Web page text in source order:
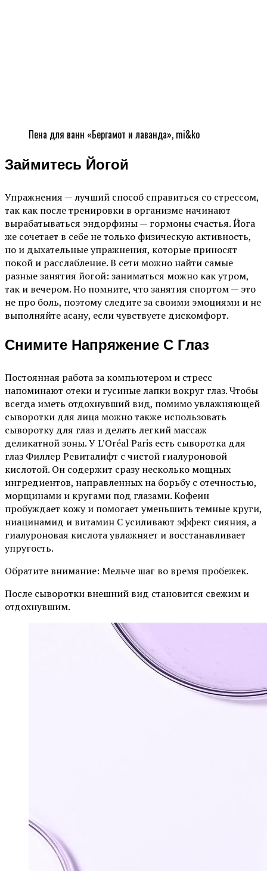
Пена для ванн «Бергамот и лаванда», mi&ko
Займитесь Йогой
Упражнения — лучший способ справиться со стрессом,
так как после тренировки в организме начинают
вырабатываться эндорфины — гормоны счастья. Йога
же сочетает в себе не только физическую активность,
но и дыхательные упражнения, которые приносят
покой и расслабление. В сети можно найти самые
разные занятия йогой: заниматься можно как утром,
так и вечером. Но помните, что занятия спортом — это
не про боль, поэтому следите за своими эмоциями и не
выполняйте асану, если чувствуете дискомфорт.
Снимите Напряжение С Глаз
Постоянная работа за компьютером и стресс
напоминают отеки и гусиные лапки вокруг глаз. Чтобы
всегда иметь отдохнувший вид, помимо увлажняющей
сыворотки для лица можно также использовать
сыворотку для глаз и делать легкий массаж
деликатной зоны. У L’Oréal Paris есть сыворотка для
глаз Филлер Ревиталифт с чистой гиалуроновой
кислотой. Он содержит сразу несколько мощных
ингредиентов, направленных на борьбу с отечностью,
морщинами и кругами под глазами. Кофеин
пробуждает кожу и помогает уменьшить темные круги,
ниацинамид и витамин С усиливают эффект сияния, а
гиалуроновая кислота увлажняет и восстанавливает
упругость.
Обратите внимание: Мельче шаг во время пробежек.
После сыворотки внешний вид становится свежим и
отдохнувшим.